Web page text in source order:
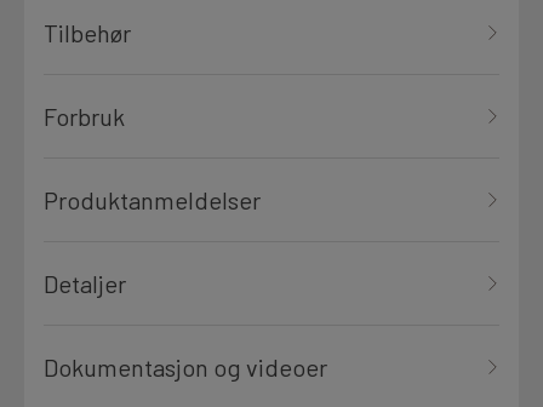
Tilbehør
Forbruk
Produktanmeldelser
Detaljer
Dokumentasjon og videoer